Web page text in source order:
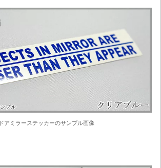
ドアミラーステッカーのサンプル画像